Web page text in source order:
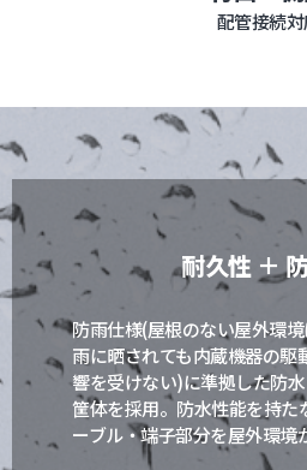
配管接続
耐久性 ＋
防雨仕様(屋根のない屋外環
雨に晒されても内蔵機器の駆
響を受けない)に準拠した防
筐体を採用。防水性能を持た
ーブル・端子部分を屋外環境